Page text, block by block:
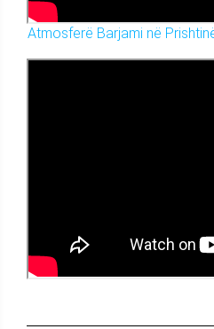
Atmosferë Barjami në